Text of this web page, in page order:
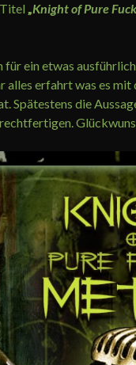
„Knight of Pure
ein etwas
alles erfahrt was es
Spätestens die